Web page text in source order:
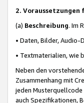
2. Voraussetzungen
(a) Beschreibung. Im
• Daten, Bilder,
• Textmaterialien, wie
Neben den
Zusammenhang mit
jeden
auch Spezifikationen,